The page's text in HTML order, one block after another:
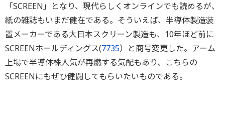
「SCREEN」となり、現代らしくオンラインでも読めるが、
紙の雑誌もいまだ健在である。そういえば、半導体製造装
置メーカーである大日本スクリーン製造も、10年ほど前に
SCREENホールディングス(7735）と商号変更した。アーム
上場で半導体株人気が再燃する気配もあり、こちらの
SCREENにもぜひ健闘してもらいたいものである。